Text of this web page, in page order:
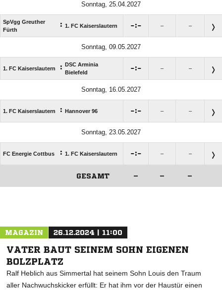
Sonntag, 25.04.2027
SpVgg Greuther
Fürth
: 1. FC Kaiserslautern : – –
Sonntag, 09.05.2027
1. FC Kaiserslautern : DSC Arminia
Bielefeld
: – –
Sonntag, 16.05.2027
1. FC Kaiserslautern : Hannover 96 : – –
Sonntag, 23.05.2027
FC Energie Cottbus : 1. FC Kaiserslautern : – –
GESAMT – – –
MAGAZIN 26.12.2024 | 11:00
VATER BAUT SEINEM SOHN EIGENEN
BOLZPLATZ
Ralf Heblich aus Simmertal hat seinem Sohn Louis den Traum
aller Nachwuchskicker erfüllt: Er hat ihm vor der Haustür einen